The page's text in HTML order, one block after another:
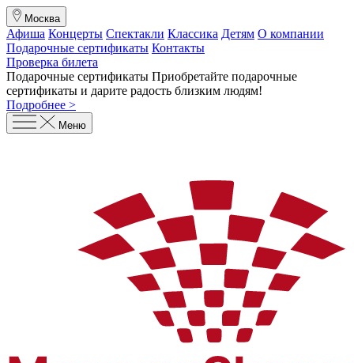
Москва
Афиша Концерты Спектакли Классика Детям О компании
Подарочные сертификаты Контакты
Проверка билета
Подарочные сертификаты Приобретайте подарочные
сертификаты и дарите радость близким людям!
Подробнее >
Меню